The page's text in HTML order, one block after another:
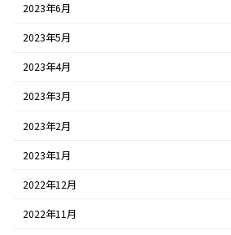
2023年6月
2023年5月
2023年4月
2023年3月
2023年2月
2023年1月
2022年12月
2022年11月